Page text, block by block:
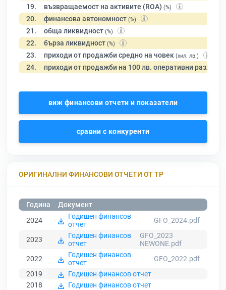
19. възвращаемост на активите (ROA) (%)
20. финансова автономност (%)
21. обща ликвидност (%)
22. бърза ликвидност (%)
23. приходи от продажби средно на човек (хил. лв.)
24. приходи от продажби на 100 лв. оперативни разходи
виж финансови отчети и показатели
сравни с конкуренти
ОРИГИНАЛНИ ФИНАНСОВИ ОТЧЕТИ ОТ ТР
Година
Документ
2024
Годишен финансов
отчет
GFO_2024.pdf
2023
Годишен финансов
отчет
GFO_2023
NEWONE.pdf
2022
Годишен финансов
отчет
GFO_2022.pdf
2019
Годишен финансов отчет
2018
Годишен финансов отчет